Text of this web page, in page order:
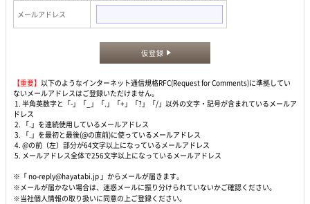
メールアドレス
仮登録
【重要】 以下のようなインターネット通信規格RFC(Request for Comments)に準拠してい
ないメールアドレスはご登録いただけません。
1. 半角英数字と「-」「_」「.」「+」「?」「/」以外の文字・記号が含まれているメールア
ドレス
2. 「.」を連続使用しているメールアドレス
3. 「.」を最初と最後(@の直前)に使っているメールアドレス
4. @の前（左）部分が64文字以上になっているメールアドレス
5. メールアドレス全体で256文字以上になっているメールアドレス
※「 no-reply@hayatabi.jp 」からメールが届きます。
※メールが届かない場合は、迷惑メールに振り分けられていないかご確認ください。
※当社個人情報の取り扱いに同意の上ご登録ください。